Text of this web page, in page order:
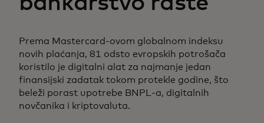
Prema Mastercard-ovom globalnom indeksu
novih plaćanja, 81 odsto evropskih potrošača
koristilo je digitalni alat za najmanje jedan
finansijski zadatak tokom protekle godine, što
beleži porast upotrebe BNPL-a, digitalnih
novčanika i kriptovaluta.